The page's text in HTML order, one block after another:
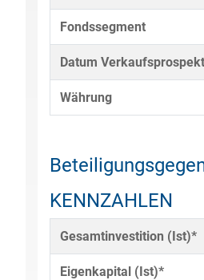
Fondssegment
Datum Verkaufsprospekt
Währung
KENNZAHLEN
Gesamtinvestition (Ist)*
Eigenkapital (Ist)*